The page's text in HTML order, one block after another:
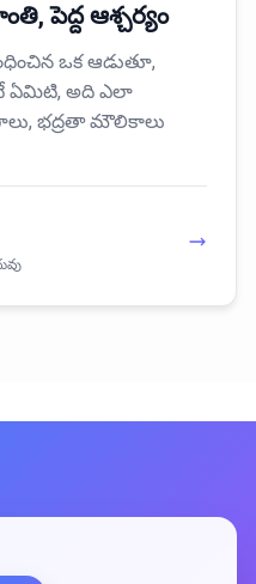
పెద్ద ఆశ్చర్యం
ఒక ఆడుతూ,
ఏమిటి, అది ఎలా
భద్రతా మౌలికాలు